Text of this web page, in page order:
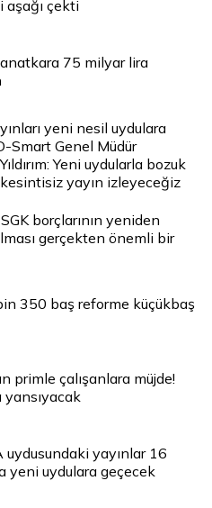
aşağı çekti
75 milyar lira
yeni nesil uydulara
Smart Genel Müdür
Yıldırım: Yeni uydularla bozuk
yayın izleyeceğiz
borçlarının yeniden
gerçekten önemli bir
350 baş reforme küçükbaş
primle çalışanlara müjde!
uydusundaki yayınlar 16
yeni uydulara geçecek